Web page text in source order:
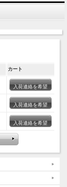
カート
入荷連絡を希望
入荷連絡を希望
入荷連絡を希望